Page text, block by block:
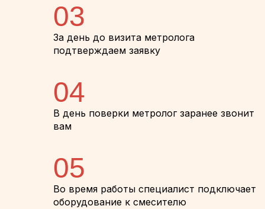
03
За день до визита метролога
подтверждаем заявку
04
В день поверки метролог заранее звонит
вам
05
Во время работы специалист подключает
оборудование к смесителю